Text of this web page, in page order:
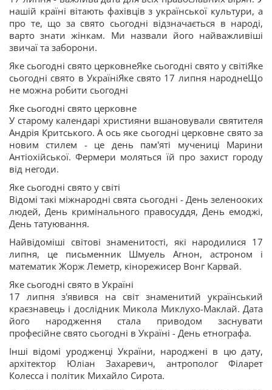
нашій країні вітають фахівців з української культури, а
про те, що за свято сьогодні відзначається в народі,
варто знати жінкам. Ми назвали його найважливіші
звичаї та заборони.
Яке сьогодні свято церковнеЯке сьогодні свято у світіЯке
сьогодні свято в УкраїніЯке свято 17 липня народнеЩо
не можна робити сьогодні
Яке сьогодні свято церковне
У старому календарі християни вшановували святителя
Андрія Критського. А ось яке сьогодні церковне свято за
новим стилем - це день пам'яті мучениці Марини
Антіохійської. Фермери моляться їй про захист городу
від негоди.
Яке сьогодні свято у світі
Відомі такі міжнародні свята сьогодні - День зеленооких
людей, День кримінального правосуддя, День емоджі,
День татуювання.
Найвідоміші світові знаменитості, які народилися 17
липня, це письменник Шмуель Агнон, астроном і
математик Жорж Леметр, кінорежисер Вонг Карвай.
Яке сьогодні свято в Україні
17 липня з'явився на світ знаменитий український
краєзнавець і дослідник Микола Миклухо-Маклай. Дата
його народження стала приводом заснувати
професійне свято сьогодні в Україні - День етнографа.
Інші відомі уродженці України, народжені в цю дату,
архітектор Юліан Захаревич, антрополог Філарет
Колесса і політик Михайло Сирота.